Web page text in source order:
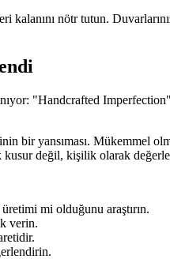
kalanını nötr tutun.
"Handcrafted
bir yansıması. Mükemmel
kusur değil, kişilik olarak
mi olduğunu araştırın.
verin.